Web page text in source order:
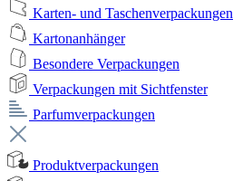
Karten- und Taschenverpackungen
Kartonanhänger
Besondere Verpackungen
Verpackungen mit Sichtfenster
Parfumverpackungen
Produktverpackungen